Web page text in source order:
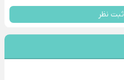
ثبت نظر